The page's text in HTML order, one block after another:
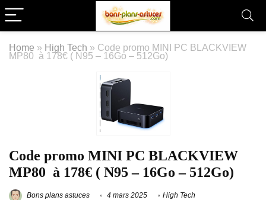
Home » High Tech » Code promo MINI PC BLACKVIEW
MP80 à 178€ ( N95 – 16Go – 512Go)
Code promo MINI PC BLACKVIEW
MP80 à 178€ ( N95 – 16Go – 512Go)
Bons plans astuces 4 mars 2025 High Tech